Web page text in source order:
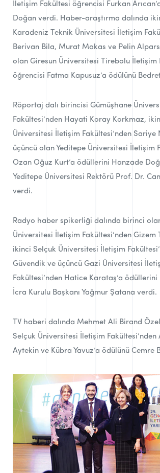
İletişim Fakültesi öğrencisi Furkan
Doğan verdi. Haber-araştırma dalında
Karadeniz Teknik Üniversitesi İletişim
Berivan Bila, Murat Makas ve Pelin
olan Giresun Üniversitesi Tirebolu İletişim
öğrencisi Fatma Kapusuz’a ödülünü
Röportaj dalı birincisi Gümüşhane
Fakültesi’nden Hayati Koray Korkmaz,
Üniversitesi İletişim Fakültesi’nden Sariye
üçüncü olan Yeditepe Üniversitesi İletişim
Ozan Oğuz Kurt’a ödüllerini Hanzade
Yeditepe Üniversitesi Rektörü Prof. Dr.
verdi.
Radyo haber spikerliği dalında birinci
Üniversitesi İletişim Fakültesi’nden Gizem
ikinci Selçuk Üniversitesi İletişim
Güvendik ve üçüncü Gazi Üniversitesi
Fakültesi’nden Hatice Karataş’a
İcra Kurulu Başkanı Yağmur Şatana verdi.
TV haberi dalında Mehmet Ali Birand
Selçuk Üniversitesi İletişim Fakültesi’nden
Aytekin ve Kübra Yavuz’a ödülünü Cemre